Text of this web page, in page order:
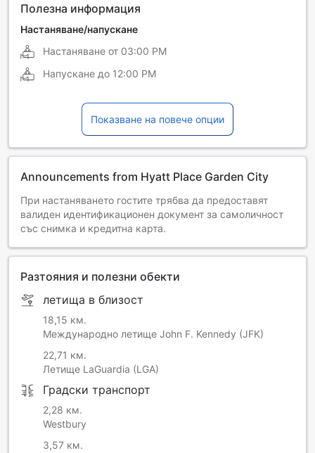
Полезна информация
Настаняване/напускане
Настаняване от 03:00 PM
Напускане до 12:00 PM
Показване на повече опции
Announcements from Hyatt Place Garden City
При настаняването гостите трябва да предоставят
валиден идентификационен документ за самоличност
със снимка и кредитна карта.
Разтояния и полезни обекти
летища в близост
18,15 км.
Международно летище John F. Kennedy (JFK)
22,71 км.
Летище LaGuardia (LGA)
Градски транспорт
2,28 км.
Westbury
3,57 км.